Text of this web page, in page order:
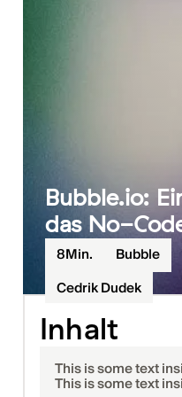
Bubble.io:
das No-
8Min.
Bubble
Cedrik Dudek
Inhalt
This is some text
This is some text